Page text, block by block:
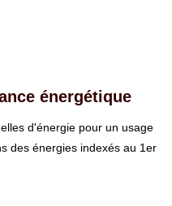
énergétique
d'énergie pour un usage
des énergies indexés au 1er